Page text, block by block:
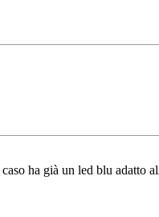
ha già un led blu adatto